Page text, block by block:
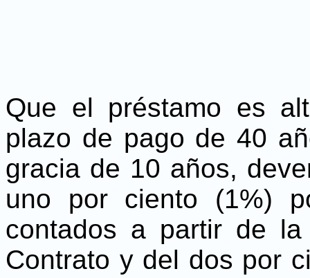
Que el préstamo es
plazo de pago de 40
gracia de 10 años,
uno por ciento (1%)
contados a partir de
Contrato y del dos por